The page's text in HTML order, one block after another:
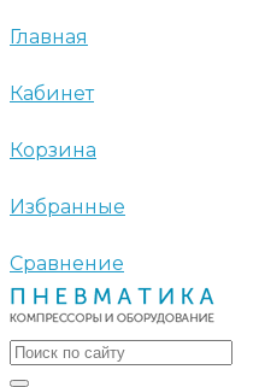
Главная
Кабинет
Корзина
Избранные
Сравнение